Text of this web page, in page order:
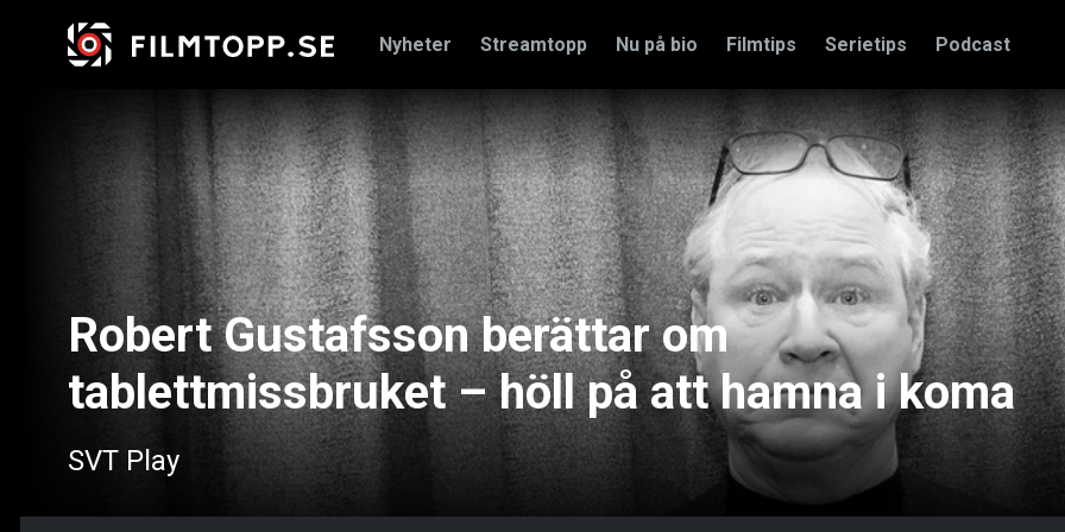
Nyheter Streamtopp Nu på bio Filmtips Serietips Podcast
Robert Gustafsson berättar om
tablettmissbruket – höll på att hamna i koma
SVT Play